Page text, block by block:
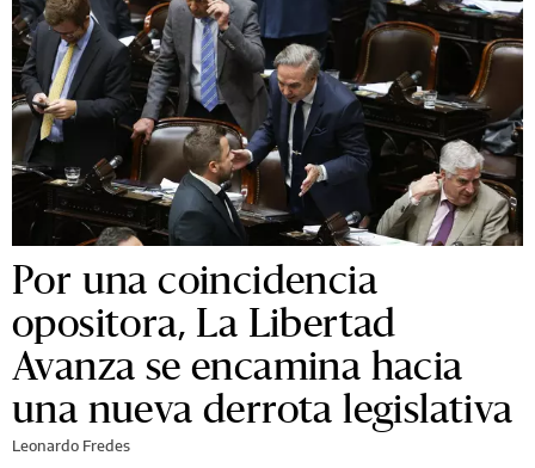
Por una coincidencia
opositora, La Libertad
Avanza se encamina hacia
una nueva derrota legislativa
Leonardo Fredes